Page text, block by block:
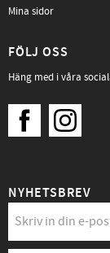
Mina sidor
FÖLJ OSS
Häng med i våra
NYHETSBREV